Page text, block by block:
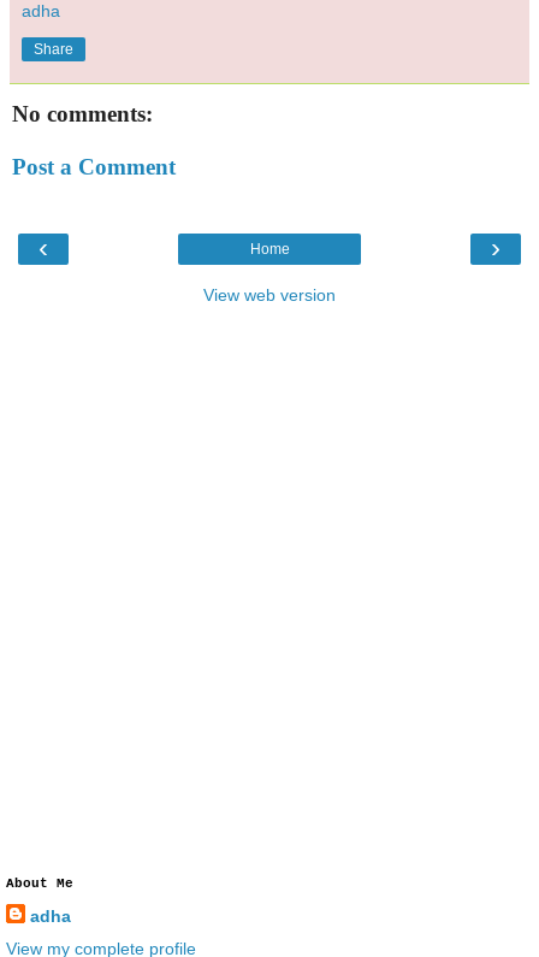
adha
Share
No comments:
Post a Comment
‹ ›
Home
View web version
About Me
adha
View my complete profile